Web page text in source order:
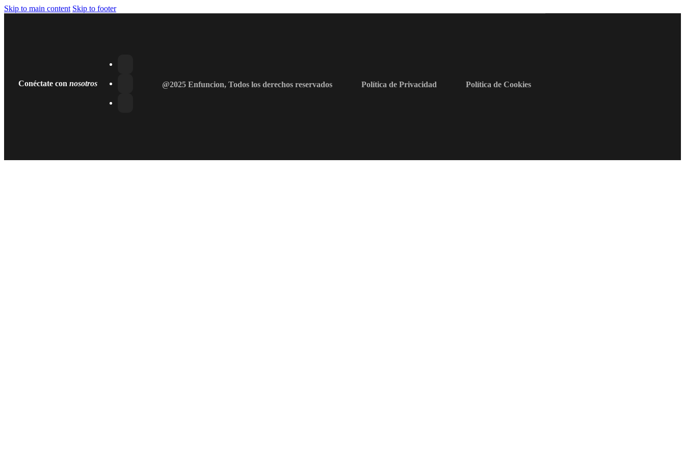
Skip to main content Skip to footer
Conéctate connosotros @2025 Enfuncion, Todos los derechos reservados Política de Privacidad Política de Cookies